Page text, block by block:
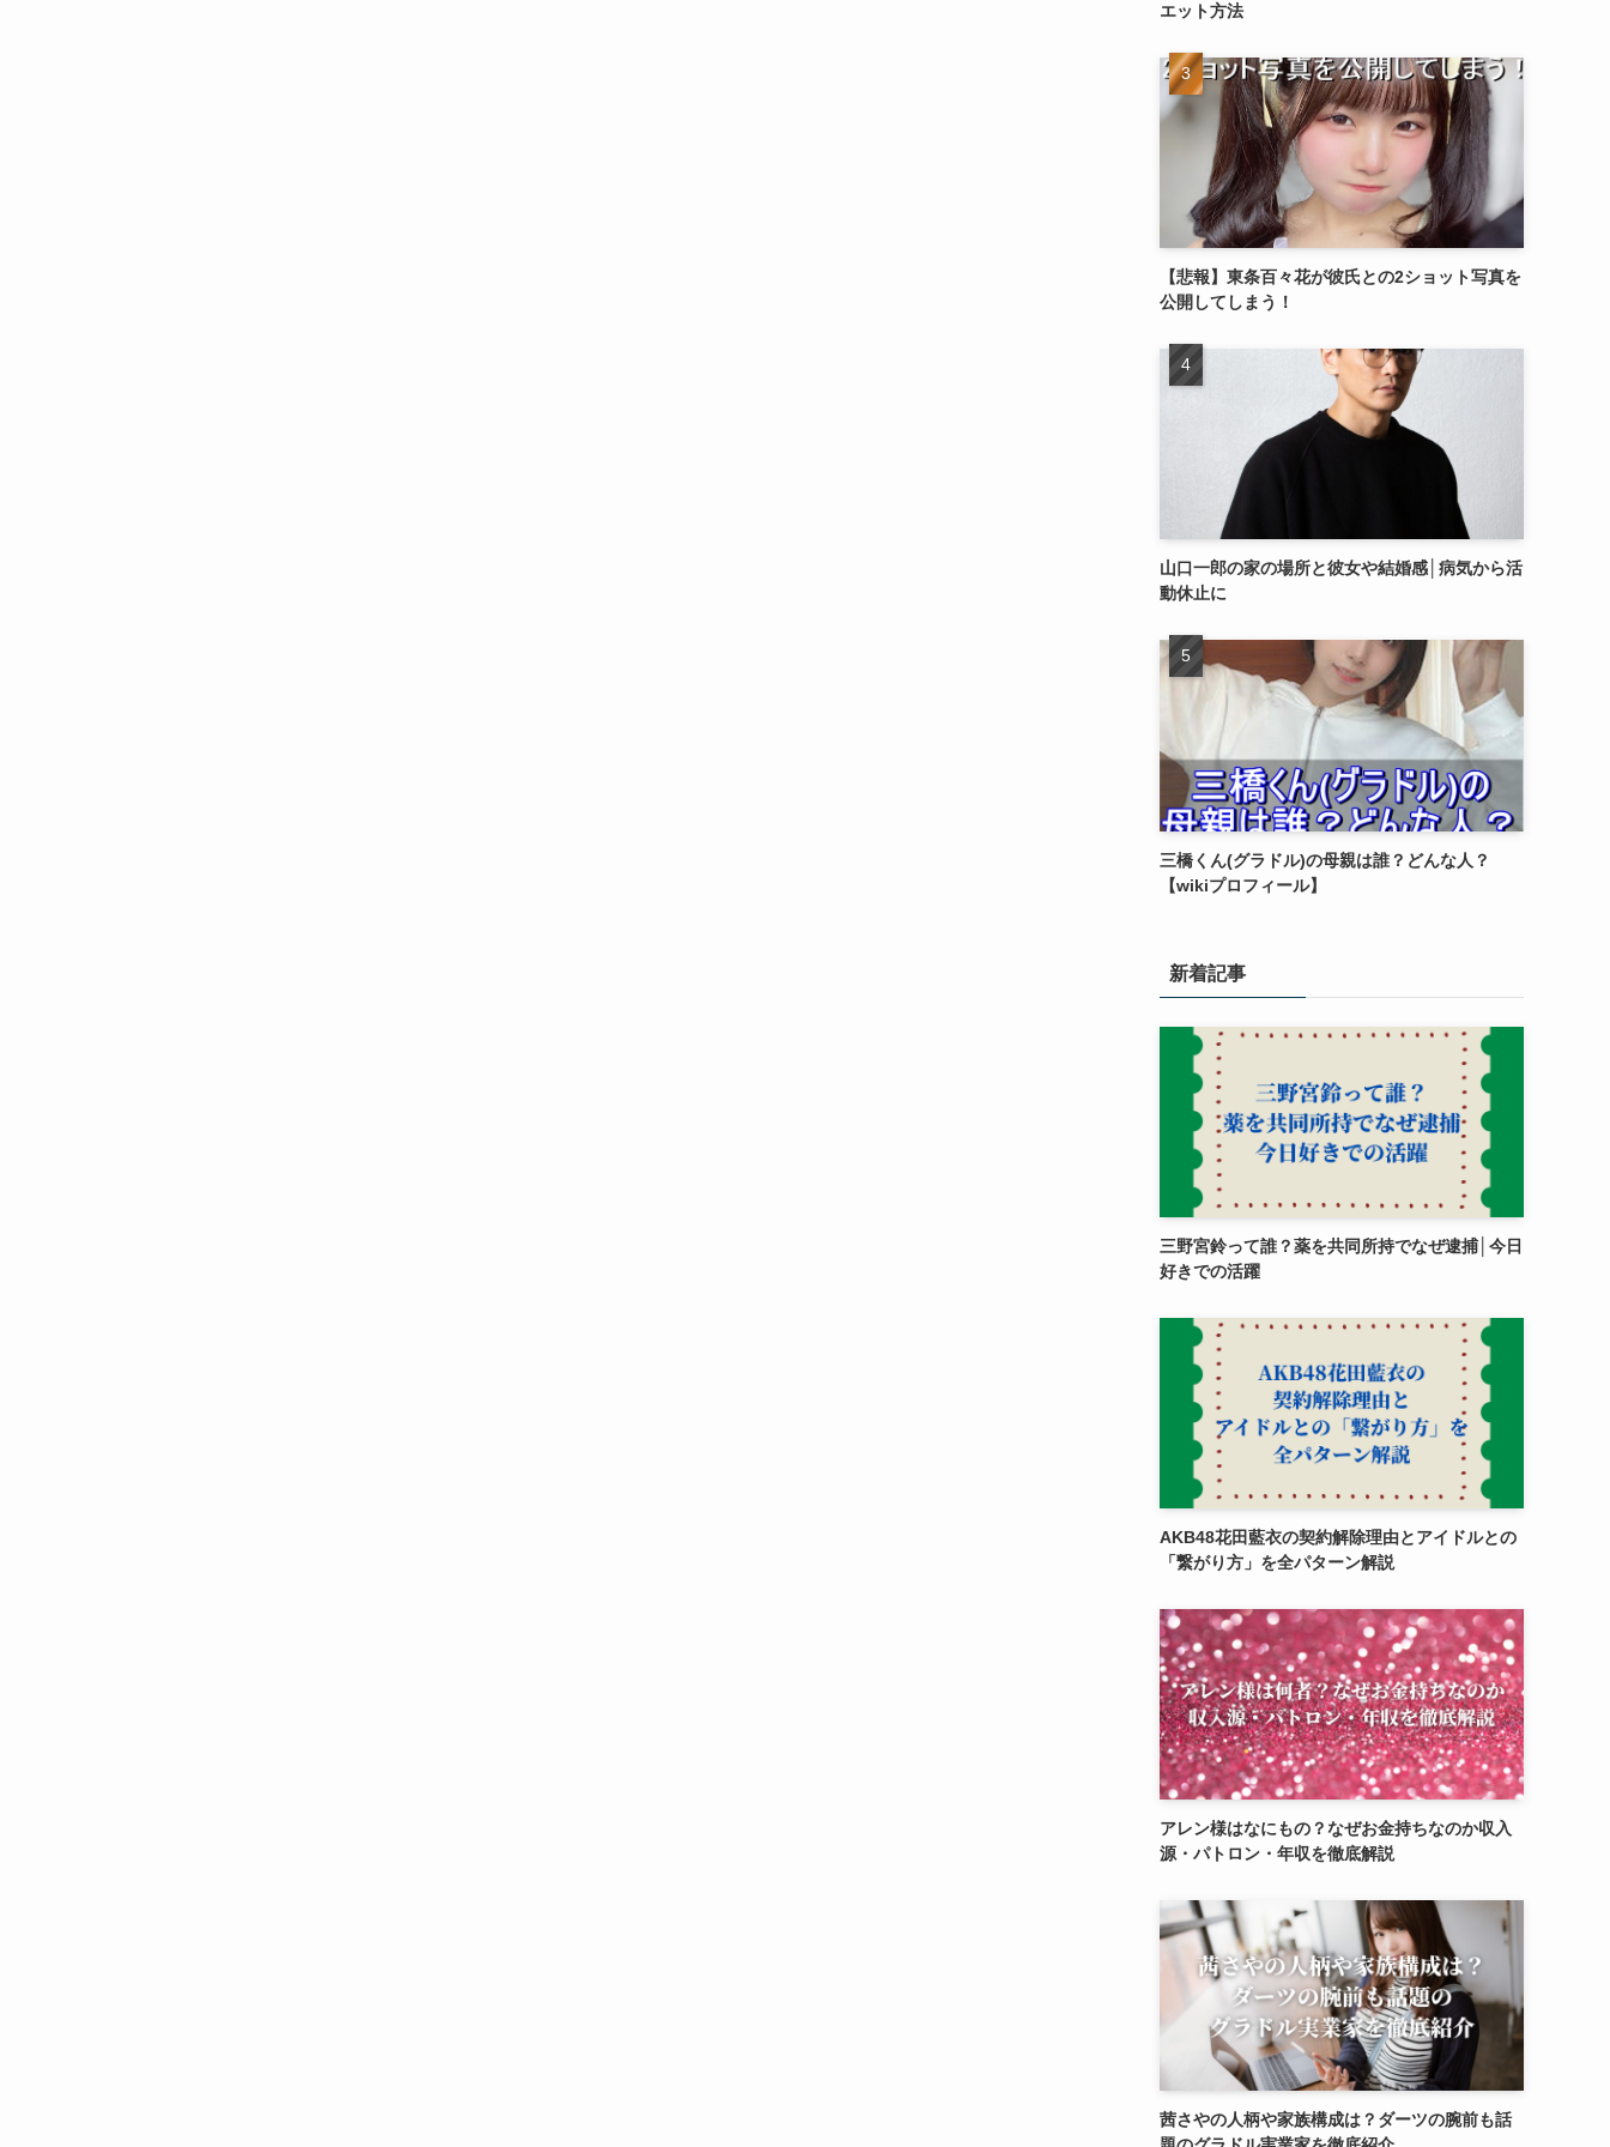
エット方法
【悲報】東条百々花が彼氏との2ショット写真を
公開してしまう！
山口一郎の家の場所と彼女や結婚感│病気から活
動休止に
三橋くん(グラドル)の母親は誰？どんな人？
【wikiプロフィール】
新着記事
三野宮鈴って誰？薬を共同所持でなぜ逮捕│今日
好きでの活躍
AKB48花田藍衣の契約解除理由とアイドルとの
「繋がり方」を全パターン解説
アレン様はなにもの？なぜお金持ちなのか収入
源・パトロン・年収を徹底解説
茜さやの人柄や家族構成は？ダーツの腕前も話